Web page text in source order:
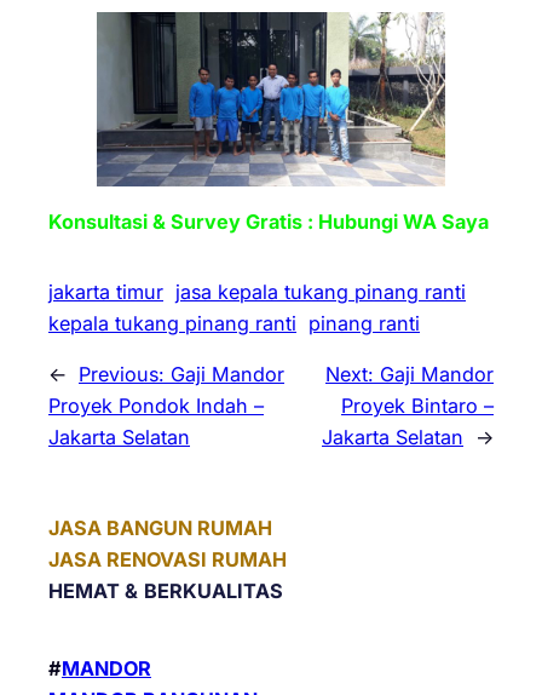
Konsultasi & Survey Gratis : Hubungi WA Saya
jakarta timur jasa kepala tukang pinang ranti
kepala tukang pinang ranti pinang ranti
← Previous: Gaji Mandor
Proyek Pondok Indah –
Jakarta Selatan
Next: Gaji Mandor
Proyek Bintaro –
Jakarta Selatan
→
JASA BANGUN RUMAH
JASA RENOVASI RUMAH
HEMAT & BERKUALITAS
#MANDOR